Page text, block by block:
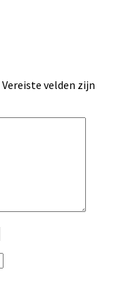
Vereiste velden zijn